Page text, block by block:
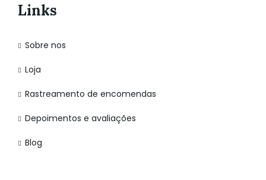
Links
Sobre nos
Loja
Rastreamento de encomendas
Depoimentos e avaliações
Blog